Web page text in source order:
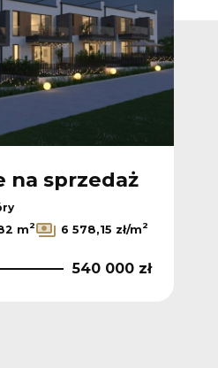
na sprzedaż
m2 6 578,15 zł/m2
540 000 zł